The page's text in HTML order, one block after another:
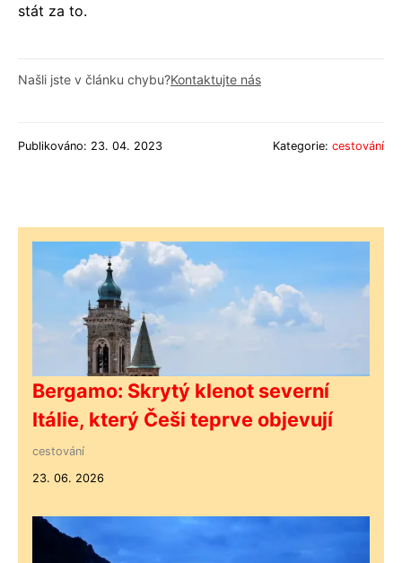
stát za to.
Našli jste v článku chybu?Kontaktujte nás
Publikováno: 23. 04. 2023 Kategorie: cestování
Bergamo: Skrytý klenot severní
Itálie, který Češi teprve objevují
cestování
23. 06. 2026